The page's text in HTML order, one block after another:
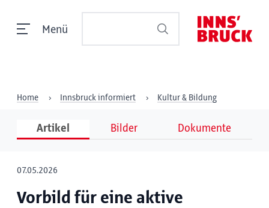
Menü
Home Innsbruck informiert Kultur & Bildung
Artikel Bilder Dokumente
07.05.2026
Vorbild für eine aktive